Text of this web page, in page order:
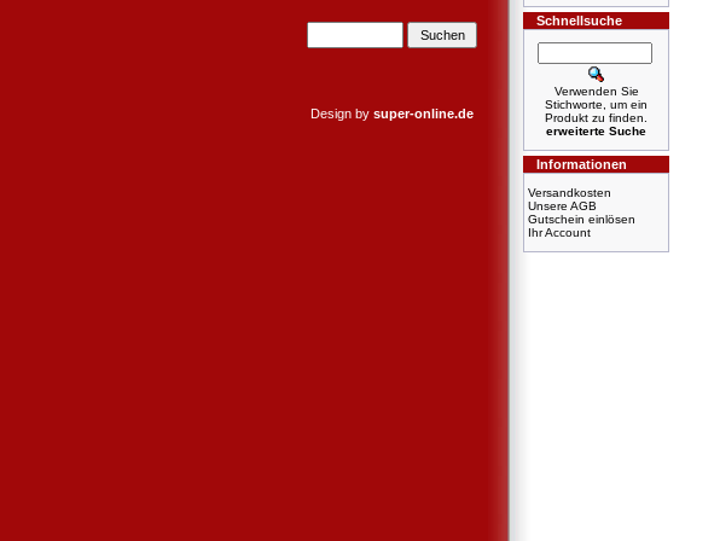
Design by super-online.de
Schnellsuche
Verwenden Sie
Stichworte, um ein
Produkt zu finden.
erweiterte Suche
Informationen
Versandkosten
Unsere AGB
Gutschein einlösen
Ihr Account